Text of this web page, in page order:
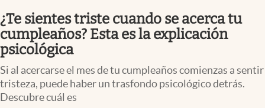
Pc y celular
Vida y estilo
Tv
Clima
¿Te sientes triste cuando se acerca tu
cumpleaños? Esta es la explicación
psicológica
Si al acercarse el mes de tu cumpleaños comienzas a sentir
tristeza, puede haber un trasfondo psicológico detrás.
Descubre cuál es